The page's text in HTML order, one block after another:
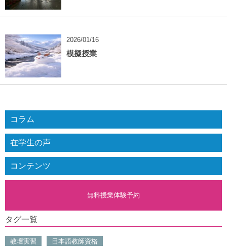
2026/01/16
模擬授業
コラム
在学生の声
コンテンツ
無料授業体験予約
タグ一覧
教壇実習 日本語教師資格